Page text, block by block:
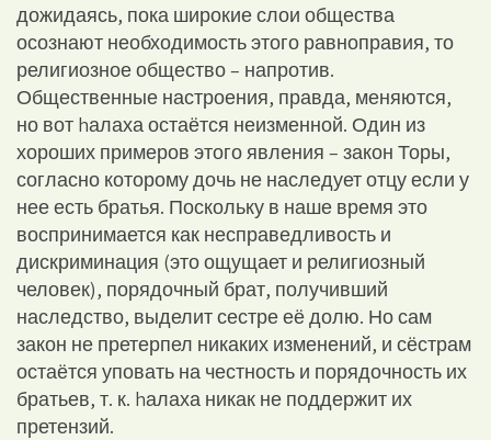
дожидаясь, пока широкие слои общества
осознают необходимость этого равноправия, то
религиозное общество – напротив.
Общественные настроения, правда, меняются,
но вот hалаха остаётся неизменной. Один из
хороших примеров этого явления – закон Торы,
согласно которому дочь не наследует отцу если у
нее есть братья. Поскольку в наше время это
воспринимается как несправедливость и
дискриминация (это ощущает и религиозный
человек), порядочный брат, получивший
наследство, выделит сестре её долю. Но сам
закон не претерпел никаких изменений, и сёстрам
остаётся уповать на честность и порядочность их
братьев, т. к. hалаха никак не поддержит их
претензий.